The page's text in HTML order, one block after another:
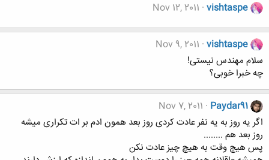
vishtaspe
Nov 12, 2011
vishtaspe
Nov 9, 2011
سلام مهندس نیستی!
چه خبرا خوبی؟
Paydar91
Nov 7, 2011
اگر یه روز به یه نفر عادت کردی روز بعد همون ادم بر ات تکراری میشه
روز بعد هم ........
پس هیچ وقت به هیچ چیز عادت نکن